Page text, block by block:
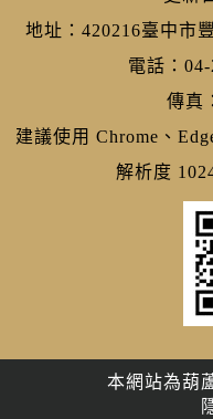
地址：420216臺中市
電話：
傳真
建議使用 Chrome、
解析度
本網站為葫